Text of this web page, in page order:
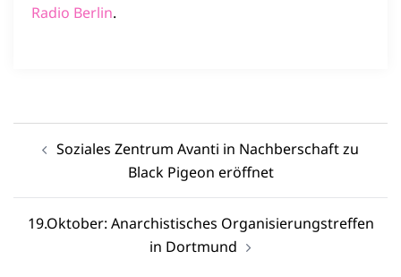
Radio Berlin.
Beitragsnavigation
Soziales Zentrum Avanti in Nachberschaft zu
Black Pigeon eröffnet
19.Oktober: Anarchistisches Organisierungstreffen
in Dortmund